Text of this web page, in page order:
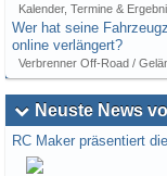
Kalender, Termine &
Wer hat seine
online verlängert?
Verbrenner Off-Road /
Neuste News
RC Maker präsentiert